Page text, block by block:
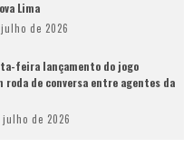
Lima
de 2026
feira lançamento do jogo
roda de conversa entre agentes da
julho de 2026